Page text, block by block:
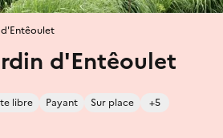
d'Entêoulet
libre Payant Sur place +5
d'Entêoulet